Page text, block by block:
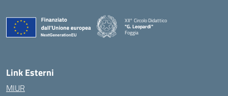
XII° Circolo Didattico
"G. Leopardi"
Foggia
— Visita la pagina iniziale della scuola
Link Esterni
MIUR